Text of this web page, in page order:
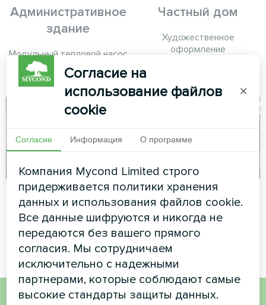
Административное
здание
Модульный тепловой насос
серии MCU
Частный дом
Художественное
оформление
Резиновый завод
Модульный тепловой насос
серии MCU
Акваферма
Модульный тепловой насос
серии MCU
Согласие на
использование файлов
cookie
×
Согласие Информация О программе
Компания Mycond Limited строго
придерживается политики хранения
данных и использования файлов cookie.
Все данные шифруются и никогда не
передаются без вашего прямого
согласия. Мы сотрудничаем
исключительно с надежными
партнерами, которые соблюдают самые
высокие стандарты защиты данных.